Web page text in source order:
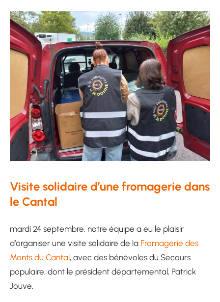
Visite solidaire d’une fromagerie dans
le Cantal
mardi 24 septembre, notre équipe a eu le plaisir
d’organiser une visite solidaire de la Fromagerie des
Monts du Cantal, avec des bénévoles du Secours
populaire, dont le président départemental, Patrick
Jouve.